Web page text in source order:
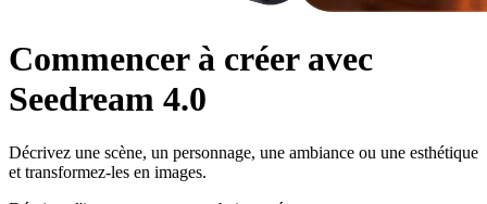
Commencer à créer avec
Seedream 4.0
Décrivez une scène, un personnage, une ambiance ou une esthétique
et transformez-les en images.